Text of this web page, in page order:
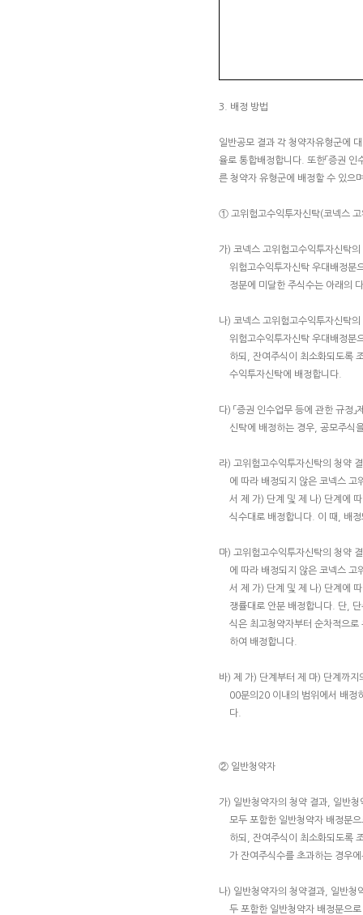
3. 배정 방법
일반공모 결과 각 청약자유형군에
율로 통합배정합니다. 또한「증권
른 청약자 유형군에 배정할 수 있으
① 고위험고수익투자신탁(코넥스
가) 코넥스 고위험고수익투자신탁
위험고수익투자신탁 우대배정분
정분에 미달한 주식수는 아래의
나) 코넥스 고위험고수익투자신탁
위험고수익투자신탁 우대배정분
하되, 잔여주식이 최소화되도록
수익투자신탁에 배정합니다.
다) 「증권 인수업무 등에 관한 규정
신탁에 배정하는 경우, 공모주식
라) 고위험고수익투자신탁의 청약
에 따라 배정되지 않은 코넥스 고
서 제 가) 단계 및 제 나) 단계에
식수대로 배정합니다. 이 때, 배
마) 고위험고수익투자신탁의 청약
에 따라 배정되지 않은 코넥스 고
서 제 가) 단계 및 제 나) 단계에
쟁률대로 안분 배정합니다. 단,
식은 최고청약자부터 순차적으
하여 배정합니다.
바) 제 가) 단계부터 제 마) 단계까지
00분의20 이내의 범위에서 배정
다.
② 일반청약자
가) 일반청약자의 청약 결과, 일반
모두 포함한 일반청약자 배정분
하되, 잔여주식이 최소화되도록
가 잔여주식수를 초과하는 경우
나) 일반청약자의 청약결과, 일반청
두 포함한 일반청약자 배정분으